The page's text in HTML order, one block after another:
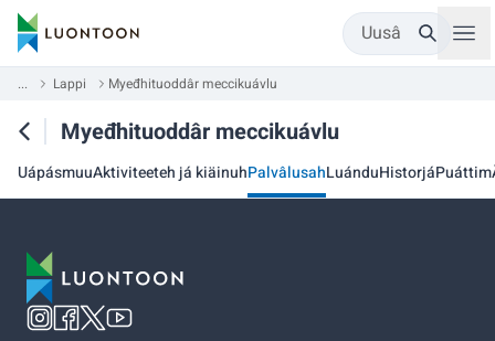
Uusâ
... Lappi Myeđhituoddâr meccikuávlu
Myeđhituoddâr meccikuávlu
UápásmuuAktiviteeteh já kiäinuhPalvâlusahLuánduHistorjáPuáttim